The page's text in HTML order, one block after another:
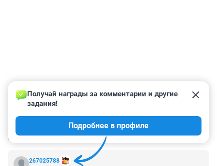
КОММЕНТАРИИ 37
267025788
Получай награды за комментарии и другие
задания!
Подробнее в профиле